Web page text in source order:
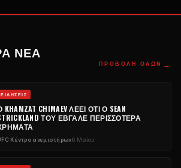
ΝΈΑ
ΠΡΟΒΟΛΉ ΌΛΩΝ →
ΕΙΔΉΣΕΙΣ
KHAMZAT CHIMAEV ΛΈΕΙ ΌΤΙ Ο SEAN
ΤΟΥ ΈΒΓΑΛΕ ΠΕΡΙΣΣΌΤΕΡΑ
Κέντρο ανεμιστήρων6 Μαΐου